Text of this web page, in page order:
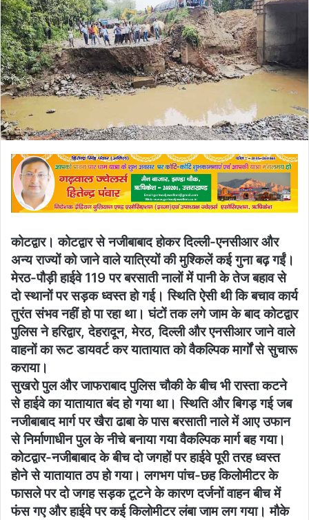
कोटद्वार। कोटद्वार से नजीबाबाद होकर दिल्ली-एनसीआर और
अन्य राज्यों को जाने वाले यात्रियों की मुश्किलें कई गुना बढ़ गईं।
मेरठ-पौड़ी हाईवे 119 पर बरसाती नालों में पानी के तेज बहाव से
दो स्थानों पर सड़क ध्वस्त हो गई। स्थिति ऐसी थी कि बचाव कार्य
तुरंत संभव नहीं हो पा रहा था। घंटों तक लगे जाम के बाद कोटद्वार
पुलिस ने हरिद्वार, देहरादून, मेरठ, दिल्ली और एनसीआर जाने वाले
वाहनों का रूट डायवर्ट कर यातायात को वैकल्पिक मार्गों से सुचारू
कराया।
सुखरो पुल और जाफराबाद पुलिस चौकी के बीच भी रास्ता कटने
से हाईवे का यातायात बंद हो गया था। स्थिति और बिगड़ गई जब
नजीबाबाद मार्ग पर खैरा ढाबा के पास बरसाती नाले में आए उफान
से निर्माणाधीन पुल के नीचे बनाया गया वैकल्पिक मार्ग बह गया।
कोटद्वार-नजीबाबाद के बीच दो जगहों पर हाईवे पूरी तरह ध्वस्त
होने से यातायात ठप हो गया। लगभग पांच-छह किलोमीटर के
फासले पर दो जगह सड़क टूटने के कारण दर्जनों वाहन बीच में
फंस गए और हाईवे पर कई किलोमीटर लंबा जाम लग गया। मौके